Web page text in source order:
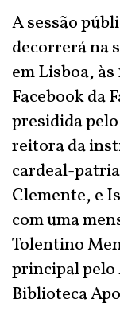
A sessão
decorrerá na
em Lisboa,
Facebook da
presidida
reitora da
cardeal-
Clemente, e
com uma
Tolentino
principal
Biblioteca